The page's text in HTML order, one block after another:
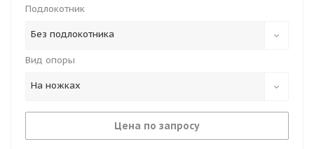
Подлокотник
Без подлокотника
Вид опоры
На ножках
Цена по запросу